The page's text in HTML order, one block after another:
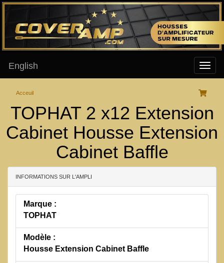
English
Acceuil
TOPHAT 2 x12 Extension
Cabinet Housse Extension
Cabinet Baffle
INFORMATIONS SUR L'AMPLI
Marque :
TOPHAT
Modèle :
Housse Extension Cabinet Baffle